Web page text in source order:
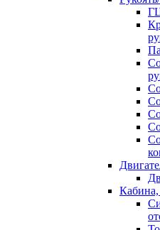
Кабина,